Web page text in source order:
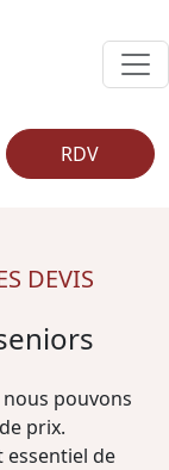
RDV
DEVIS
pouvons
prix.
essentiel de